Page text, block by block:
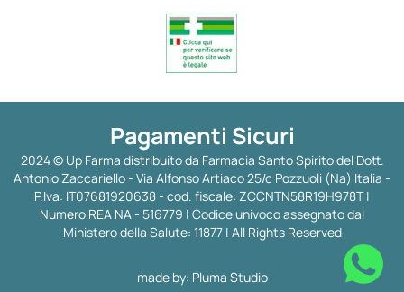
Pagamenti Sicuri
2024 © Up Farma distribuito da Farmacia Santo Spirito del Dott.
Antonio Zaccariello - Via Alfonso Artiaco 25/c Pozzuoli (Na) Italia -
P.Iva: IT07681920638 - cod. fiscale: ZCCNTN58R19H978T |
Numero REA NA - 516779 | Codice univoco assegnato dal
Ministero della Salute: 11877 | All Rights Reserved
made by: Pluma Studio